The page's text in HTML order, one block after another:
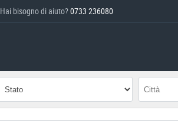
Hai bisogno di aiuto?0733 236080